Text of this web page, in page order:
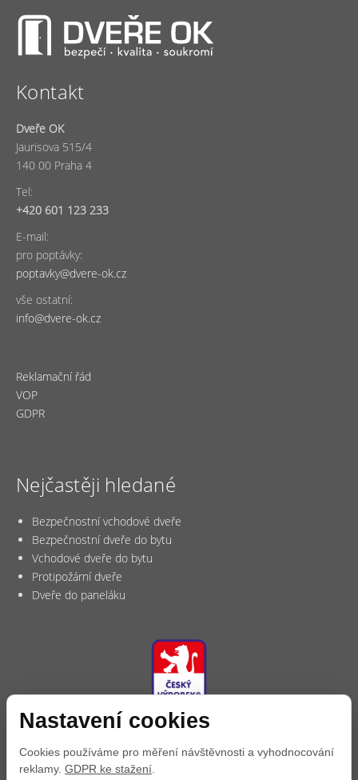
Kontakt
Dveře OK
Jaurisova 515/4
140 00 Praha 4
Tel:
+420 601 123 233
E-mail:
pro poptávky:
poptavky@dvere-ok.cz
vše ostatní:
info@dvere-ok.cz
Reklamační řád
VOP
GDPR
Nejčastěji hledané
Bezpečnostní vchodové dveře
Bezpečnostní dveře do bytu
Vchodové dveře do bytu
Protipožární dveře
Dveře do paneláku
Nastavení cookies
Cookies používáme pro měření návštěvnosti a vyhodnocování
reklamy. GDPR ke stažení